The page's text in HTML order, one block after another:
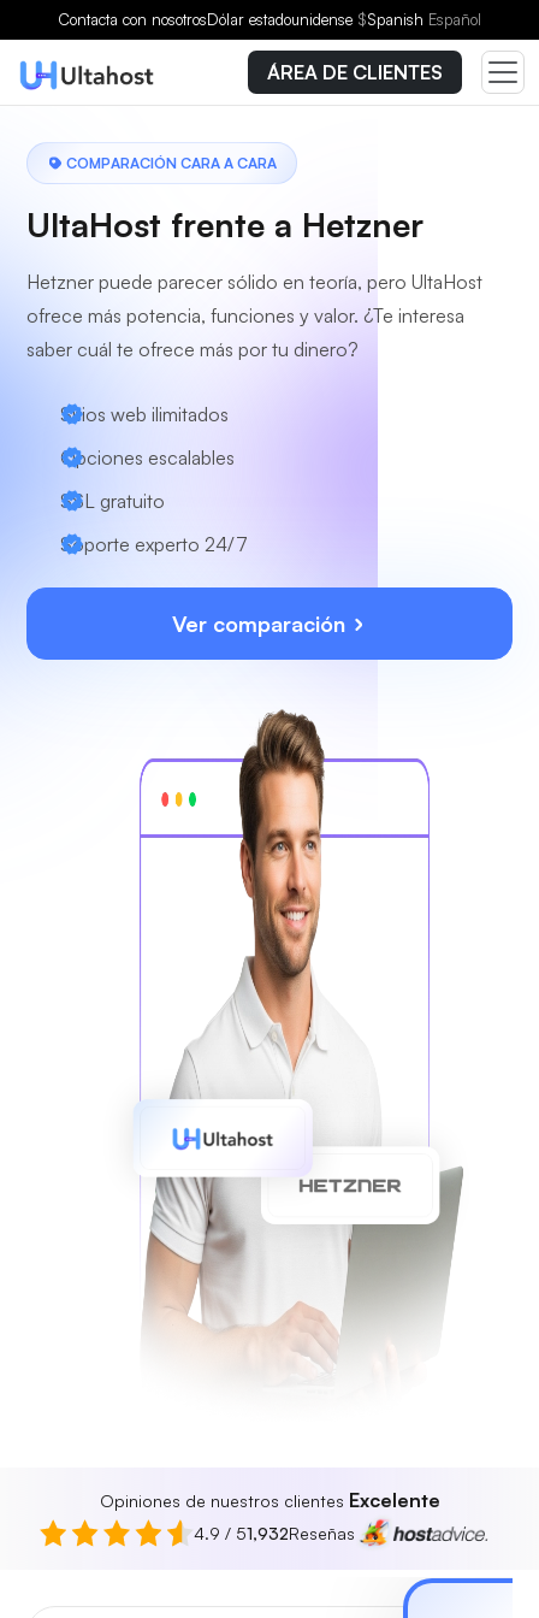
Contacta con nosotrosDólar estadounidense $Spanish Español
ÁREA DE CLIENTES
COMPARACIÓN CARA A CARA
UltaHost frente a Hetzner
Hetzner puede parecer sólido en teoría, pero UltaHost
ofrece más potencia, funciones y valor. ¿Te interesa
saber cuál te ofrece más por tu dinero?
Sitios web ilimitados
Opciones escalables
SSL gratuito
Soporte experto 24/7
Ver comparación
Opiniones de nuestros clientes Excelente
4.9 / 51,932Reseñas